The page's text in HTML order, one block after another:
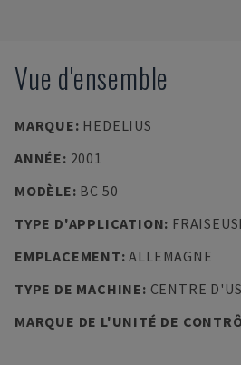
Vue d'ensemble
MARQUE: HEDELIUS
ANNÉE: 2001
MODÈLE: BC 50
TYPE D'APPLICATION:
EMPLACEMENT:ALLEMAGNE
TYPE DE MACHINE: CENTRE
MARQUE DE L'UNITÉ DE